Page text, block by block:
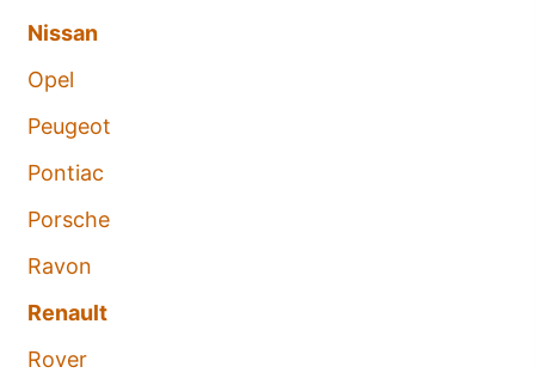
Nissan
Opel
Peugeot
Pontiac
Porsche
Ravon
Renault
Rover